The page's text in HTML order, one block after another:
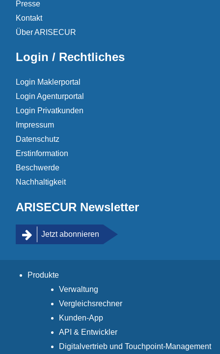
Presse
Kontakt
Über ARISECUR
Login / Rechtliches
Login Maklerportal
Login Agenturportal
Login Privatkunden
Impressum
Datenschutz
Erstinformation
Beschwerde
Nachhaltigkeit
ARISECUR Newsletter
Jetzt abonnieren
Produkte
Verwaltung
Vergleichsrechner
Kunden-App
API & Entwickler
Digitalvertrieb und Touchpoint-Management